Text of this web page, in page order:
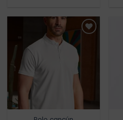
Añadir
lista de
deseos